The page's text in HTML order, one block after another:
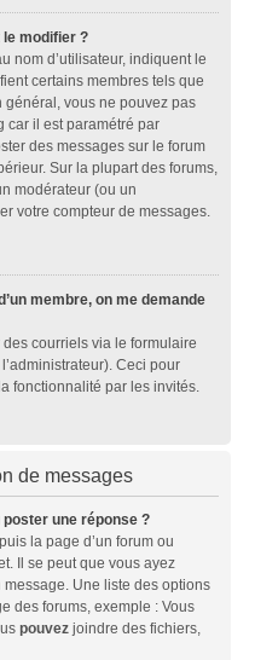
le modifier ?
nom d’utilisateur, indiquent le
certains membres tels que
général, vous ne pouvez pas
car il est paramétré par
des messages sur le forum
Sur la plupart des forums,
modérateur (ou un
votre compteur de messages.
membre, on me demande
courriels via le formulaire
Ceci pour
fonctionnalité par les invités.
de messages
une réponse ?
la page d’un forum ou
Il se peut que vous ayez
Une liste des options
des forums, exemple : Vous
pouvez joindre des fichiers,